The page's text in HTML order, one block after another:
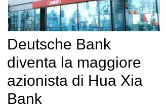
Deutsche Bank
diventa la maggiore
azionista di Hua Xia
Bank